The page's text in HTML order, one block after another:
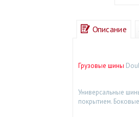
Описание
Грузовые шины
Универсальные
покрытием.